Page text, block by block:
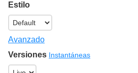
Estilo
Avanzado
Versiones Instantáneas